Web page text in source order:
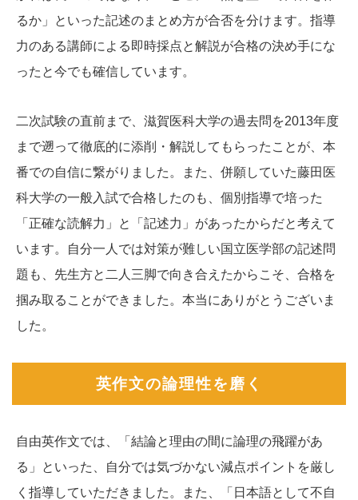
るか」といった記述のまとめ方が合否を分けます。指導
力のある講師による即時採点と解説が合格の決め手にな
ったと今でも確信しています。
二次試験の直前まで、滋賀医科大学の過去問を2013年度
まで遡って徹底的に添削・解説してもらったことが、本
番での自信に繋がりました。また、併願していた藤田医
科大学の一般入試で合格したのも、個別指導で培った
「正確な読解力」と「記述力」があったからだと考えて
います。自分一人では対策が難しい国立医学部の記述問
題も、先生方と二人三脚で向き合えたからこそ、合格を
掴み取ることができました。本当にありがとうございま
した。
英作文の論理性を磨く
自由英作文では、「結論と理由の間に論理の飛躍があ
る」といった、自分では気づかない減点ポイントを厳し
く指導していただきました。また、「日本語として不自